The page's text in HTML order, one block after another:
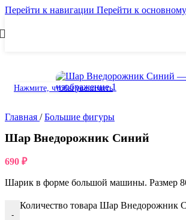
Перейти к навигации Перейти к
Нажмите, чтобы увеличить
Главная / Большие фигуры
Шар Внедорожник Синий
690 ₽
Шарик в форме большой машины. Размер
-
Количество товара Шар Внедорожник